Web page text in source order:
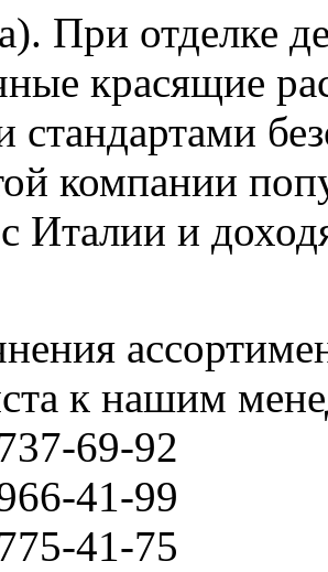
При отделке
красящие
стандартами
компании
с Италии и
к нашим
69-92
41-99
41-75